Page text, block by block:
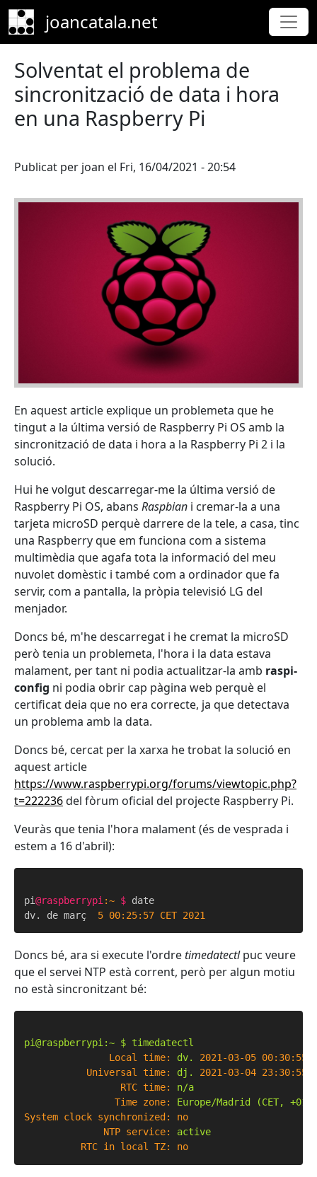
Skip to main content
joancatala.net
Solventat el problema de
sincronització de data i hora
en una Raspberry Pi
Publicat per joan el Fri, 16/04/2021 - 20:54
En aquest article explique un problemeta que he
tingut a la última versió de Raspberry Pi OS amb la
sincronització de data i hora a la Raspberry Pi 2 i la
solució.
Hui he volgut descarregar-me la última versió de
Raspberry Pi OS, abans Raspbian i cremar-la a una
tarjeta microSD perquè darrere de la tele, a casa, tinc
una Raspberry que em funciona com a sistema
multimèdia que agafa tota la informació del meu
nuvolet domèstic i també com a ordinador que fa
servir, com a pantalla, la pròpia televisió LG del
menjador.
Doncs bé, m'he descarregat i he cremat la microSD
però tenia un problemeta, l'hora i la data estava
malament, per tant ni podia actualitzar-la amb raspi-
config ni podia obrir cap pàgina web perquè el
certificat deia que no era correcte, ja que detectava
un problema amb la data.
Doncs bé, cercat per la xarxa he trobat la solució en
aquest article
https://www.raspberrypi.org/forums/viewtopic.php?
t=222236del fòrum oficial del projecte Raspberry Pi.
Veuràs que tenia l'hora malament (és de vesprada i
estem a 16 d'abril):
pi@raspberrypi :~ $ date
dv. de març 5 00: 25: 57 CET 2021
Doncs bé, ara si execute l'ordretimedatectlpuc veure
que el servei NTP està corrent, però per algun motiu
no està sincronitzant bé:
pi@raspberrypi:~ $ timedatectl
Local time:
dv. 2021-03-05 00:30:55
Universal time:
dj. 2021-03-04 23:30:55
RTC time:
n/a
Time zone:
Europe/Madrid (CET,
System clock synchronized:
no
NTP service:
active
RTC in local TZ:
no